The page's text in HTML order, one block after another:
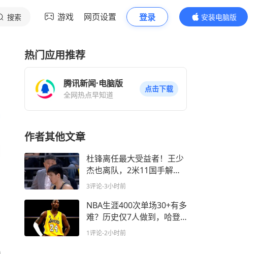
搜索 游戏 网页设置 登录
安装电脑版
内容更精彩
热门应用推荐
腾讯新闻·电脑版
全网热点早知道
点击下载
作者其他文章
杜锋离任最大受益者！王少
杰也离队，2米11国手解锁
广东内线核心
3评论-3小时前
NBA生涯400次单场30+有多
难？历史仅7人做到，哈登
库里均未上榜
1评论-2小时前